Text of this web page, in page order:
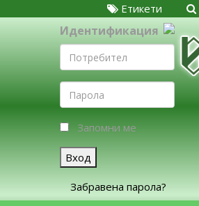
Етикети
Идентификация
Запомни ме
Вход
Забравена парола?